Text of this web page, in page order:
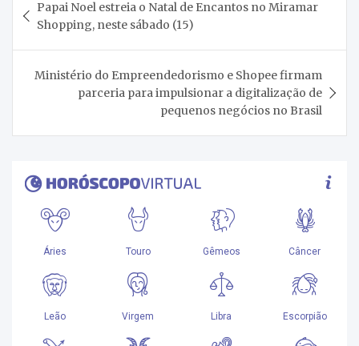
de
Post
Papai Noel estreia o Natal de Encantos no Miramar
Shopping, neste sábado (15)
Ministério do Empreendedorismo e Shopee firmam
parceria para impulsionar a digitalização de
pequenos negócios no Brasil